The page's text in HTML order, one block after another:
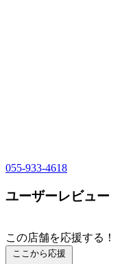
055-933-4618
ユーザーレビュー
この店舗を応援する！
ここから応援